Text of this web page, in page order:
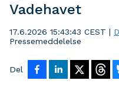
Vadehavet
17.6.2026 15:43:43 CEST |
Pressemeddelelse
Del